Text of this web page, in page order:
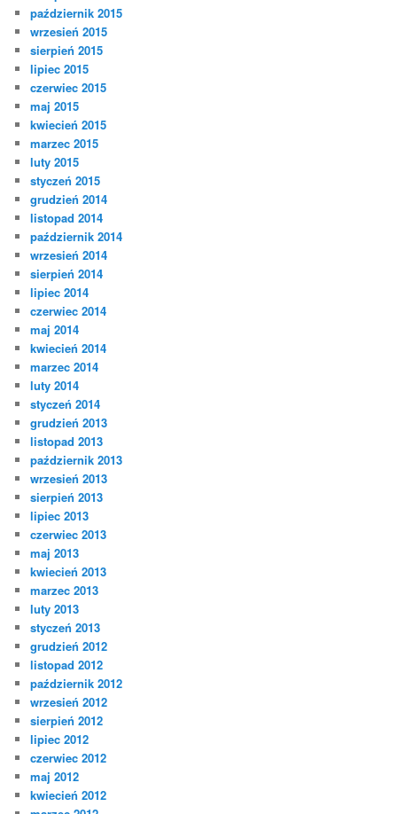
październik 2015
wrzesień 2015
sierpień 2015
lipiec 2015
czerwiec 2015
maj 2015
kwiecień 2015
marzec 2015
luty 2015
styczeń 2015
grudzień 2014
listopad 2014
październik 2014
wrzesień 2014
sierpień 2014
lipiec 2014
czerwiec 2014
maj 2014
kwiecień 2014
marzec 2014
luty 2014
styczeń 2014
grudzień 2013
listopad 2013
październik 2013
wrzesień 2013
sierpień 2013
lipiec 2013
czerwiec 2013
maj 2013
kwiecień 2013
marzec 2013
luty 2013
styczeń 2013
grudzień 2012
listopad 2012
październik 2012
wrzesień 2012
sierpień 2012
lipiec 2012
czerwiec 2012
maj 2012
kwiecień 2012